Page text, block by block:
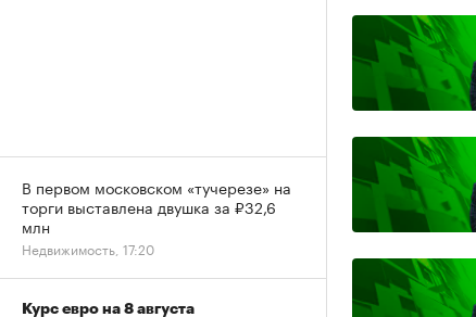
В первом московском «тучерезе» на
торги выставлена двушка за ₽32,6
млн
Недвижимость, 17:20
Курс евро на 8 августа